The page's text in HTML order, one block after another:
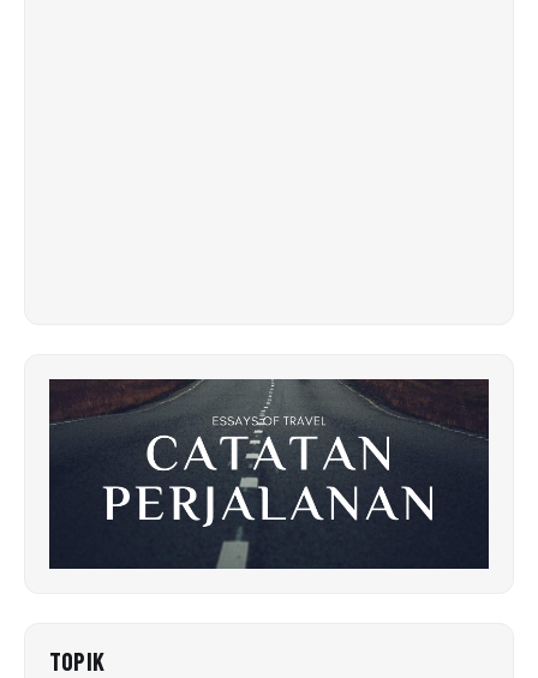
TOPIK